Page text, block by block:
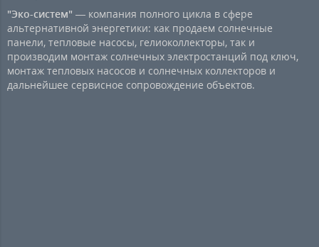
"Эко-систем" — компания полного цикла в сфере
альтернативной энергетики: как продаем солнечные
панели, тепловые насосы, гелиоколлекторы, так и
производим монтаж солнечных электростанций под ключ,
монтаж тепловых насосов и солнечных коллекторов и
дальнейшее сервисное сопровождение объектов.